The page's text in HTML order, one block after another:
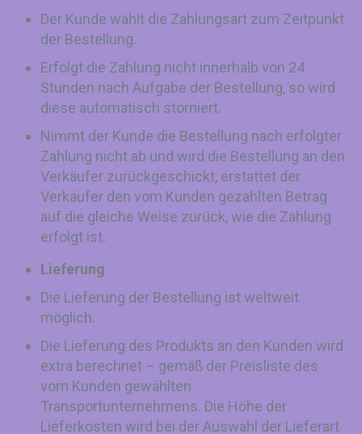
Der Kunde wählt die Zahlungsart zum Zeitpunkt
der Bestellung.
Erfolgt die Zahlung nicht innerhalb von 24
Stunden nach Aufgabe der Bestellung, so wird
diese automatisch storniert.
Nimmt der Kunde die Bestellung nach erfolgter
Zahlung nicht ab und wird die Bestellung an den
Verkäufer zurückgeschickt, erstattet der
Verkäufer den vom Kunden gezahlten Betrag
auf die gleiche Weise zurück, wie die Zahlung
erfolgt ist.
Lieferung
Die Lieferung der Bestellung ist weltweit
möglich.
Die Lieferung des Produkts an den Kunden wird
extra berechnet – gemäß der Preisliste des
vom Kunden gewählten
Transportunternehmens. Die Höhe der
Lieferkosten wird bei der Auswahl der Lieferart